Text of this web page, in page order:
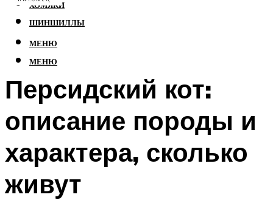
ХОМЯКИ
ШИНШИЛЛЫ
МЕНЮ
МЕНЮ
Персидский кот:
описание породы и
характера, сколько
живут